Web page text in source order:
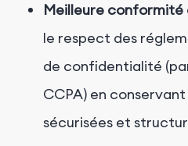
Meilleure conformité
le respect des
de confidentialité
CCPA) en
sécurisées et